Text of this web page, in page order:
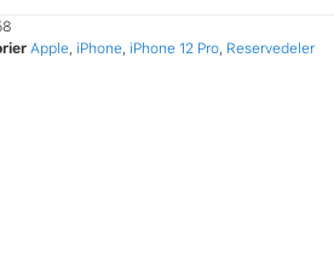
Apple, iPhone, iPhone 12 Pro, Reservedeler